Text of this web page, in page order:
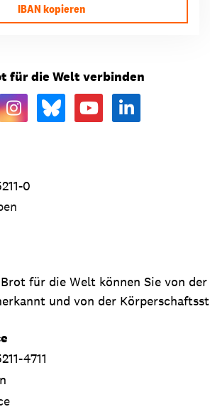
IBAN kopieren
für die Welt verbinden
0
für die Welt können Sie von
und von der
4711